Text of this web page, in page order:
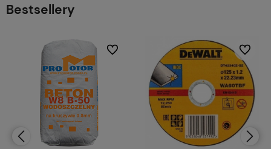
Bestsellery
Do ulubionych Do